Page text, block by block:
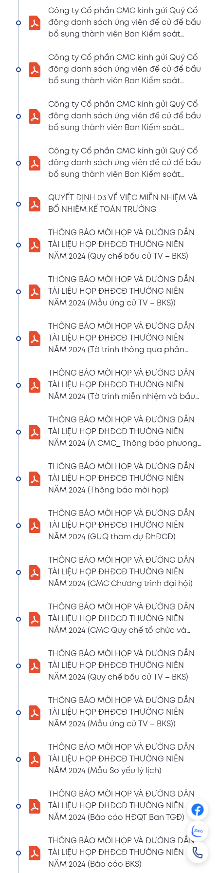
LIỆU HỌP ĐHĐCĐ THƯỜNG NIÊN NĂM 2024
(Tờ trình miễn nhiệm và bầu bổ sung TV –
6:07 PM
THÔNG BÁO MỜI HỌP VÀ ĐƯỜNG DẪN TÀI
LIỆU HỌP ĐHĐCĐ THƯỜNG NIÊN NĂM 2024
ứng cử TV – BKS)
02/04/2024
6:07 PM
LIỆU HỌP ĐHĐCĐ THƯỜNG NIÊN NĂM 2024
(The Biểu quyết)
Xem PDF
02/04/2024
THÔNG BÁO MỜI HỌP VÀ ĐƯỜNG DẪN TÀI
LIỆU HỌP ĐHĐCĐ THƯỜNG NIÊN NĂM 2024
(Phiếu Biểu quyết)
02/04/2024
6:07 PM
LIỆU HỌP ĐHĐCĐ THƯỜNG NIÊN NĂM 2024
(Phiếu Bầu bổ sung thành viên BKS)
Xem PDF
02/04/2024
THÔNG BÁO MỜI HỌP VÀ ĐƯỜNG DẪN TÀI
LIỆU HỌP ĐHĐCĐ THƯỜNG NIÊN NĂM 2024
(Dự thảo biên bản họp ĐHĐCĐ)
Xem PDF
6:07 PM
THÔNG BÁO MỜI HỌP VÀ ĐƯỜNG DẪN TÀI
LIỆU HỌP ĐHĐCĐ THƯỜNG NIÊN NĂM
01/04/2024
4:00 PM
CBTT về việc nhận được Đơn từ nhiệm vị trí
Thùy Giang và bà Nguyễn Hồng Oanh
04/03/2024
11:29 AM
hiện quyền tham dự ĐHĐCĐ thường niên
năm 2024
Xem PDF
30/01/2024
BÁO CÁO TÌNH HÌNH QUẢN TRỊ NĂM 2023
17/01/2024
Nghị quyết HĐQT số 02 về việc CMC thông
qua việc chốt ngày đăng ký cuối cùng để
thực hiện quyền nhận lãi Trái Phiếu
Xem PDF
NGHỊ QUYẾT SỐ 01/2024/NQ-HĐQT VỀ VIỆC
GÓP VỐN THÀNH LẬP CÔNG TY TNHH ĐẦU
08/01/2024
4:38 PM
CHỨNG NHẬN ĐĂNG KÝ HOẠT ĐỘNG CHI
NHÁNH MÃ SỐ 2600106523-002
Xem PDF
04/01/2024
CBTT VỀ QUYẾT ĐỊNH MIỄN NHIỆM PTGĐ
04/01/2024
CBTT VỀ QUYẾT ĐỊNH BỔ NHIỆM PTGĐ KHỐI
HỖ TRỢ
Xem PDF
18/12/2023
4:48 PM
Công ty Cổ phần CMC kính gửi Quý Cổ
đông danh sách ứng viên đề cử để bầu
bổ sung thành viên Ban Kiểm soát
Huyền)
Công ty Cổ phần CMC kính gửi Quý Cổ
đông danh sách ứng viên đề cử để bầu
bổ sung thành viên Ban Kiểm soát
Huyền)
Công ty Cổ phần CMC kính gửi Quý Cổ
đông danh sách ứng viên đề cử để bầu
bổ sung thành viên Ban Kiểm soát
Huyền)
Công ty Cổ phần CMC kính gửi Quý Cổ
đông danh sách ứng viên đề cử để bầu
bổ sung thành viên Ban Kiểm soát
Huyền)
QUYẾT ĐỊNH 03 VỀ VIỆC MIỄN NHIỆM VÀ
BỔ NHIỆM KẾ TOÁN TRƯỞNG
THÔNG BÁO MỜI HỌP VÀ ĐƯỜNG DẪN
TÀI LIỆU HỌP ĐHĐCĐ THƯỜNG NIÊN
NĂM 2024 (Quy chế bầu cử TV – BKS)
THÔNG BÁO MỜI HỌP VÀ ĐƯỜNG DẪN
TÀI LIỆU HỌP ĐHĐCĐ THƯỜNG NIÊN
NĂM 2024 (Mẫu ứng cử TV – BKS))
THÔNG BÁO MỜI HỌP VÀ ĐƯỜNG DẪN
TÀI LIỆU HỌP ĐHĐCĐ THƯỜNG NIÊN
NĂM 2024 (Tờ trình thông qua phân
BKS)
THÔNG BÁO MỜI HỌP VÀ ĐƯỜNG DẪN
TÀI LIỆU HỌP ĐHĐCĐ THƯỜNG NIÊN
NĂM 2024 (Tờ trình miễn nhiệm và bầu
THÔNG BÁO MỜI HỌP VÀ ĐƯỜNG DẪN
TÀI LIỆU HỌP ĐHĐCĐ THƯỜNG NIÊN
NĂM 2024 (A CMC_ Thông báo phương
THÔNG BÁO MỜI HỌP VÀ ĐƯỜNG DẪN
TÀI LIỆU HỌP ĐHĐCĐ THƯỜNG NIÊN
NĂM 2024 (Thông báo mời họp)
THÔNG BÁO MỜI HỌP VÀ ĐƯỜNG DẪN
TÀI LIỆU HỌP ĐHĐCĐ THƯỜNG NIÊN
NĂM 2024 (GUQ tham dự ĐhĐCĐ)
THÔNG BÁO MỜI HỌP VÀ ĐƯỜNG DẪN
TÀI LIỆU HỌP ĐHĐCĐ THƯỜNG NIÊN
NĂM 2024 (CMC Chương trình đại hội)
THÔNG BÁO MỜI HỌP VÀ ĐƯỜNG DẪN
TÀI LIỆU HỌP ĐHĐCĐ THƯỜNG NIÊN
NĂM 2024 (CMC Quy chế tổ chức và
THÔNG BÁO MỜI HỌP VÀ ĐƯỜNG DẪN
TÀI LIỆU HỌP ĐHĐCĐ THƯỜNG NIÊN
NĂM 2024 (Quy chế bầu cử TV – BKS)
THÔNG BÁO MỜI HỌP VÀ ĐƯỜNG DẪN
TÀI LIỆU HỌP ĐHĐCĐ THƯỜNG NIÊN
NĂM 2024 (Mẫu ứng cử TV – BKS))
THÔNG BÁO MỜI HỌP VÀ ĐƯỜNG DẪN
TÀI LIỆU HỌP ĐHĐCĐ THƯỜNG NIÊN
NĂM 2024 (Mẫu Sơ yếu lý lịch)
THÔNG BÁO MỜI HỌP VÀ ĐƯỜNG DẪN
TÀI LIỆU HỌP ĐHĐCĐ THƯỜNG NIÊN
NĂM 2024 (Báo cáo HĐQT Ban TGĐ)
THÔNG BÁO MỜI HỌP VÀ ĐƯỜNG DẪN
TÀI LIỆU HỌP ĐHĐCĐ THƯỜNG NIÊN
NĂM 2024 (Báo cáo BKS)